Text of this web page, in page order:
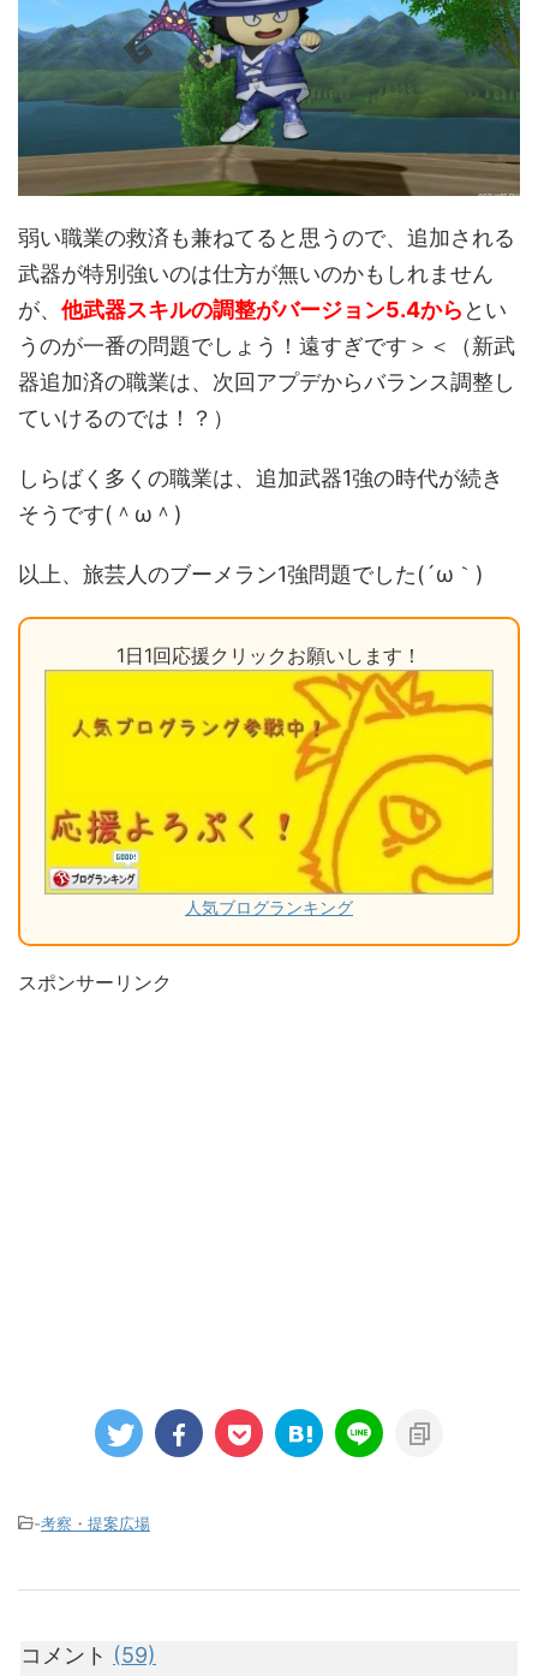
弱い職業の救済も兼ねてると思うので、追加される
武器が特別強いのは仕方が無いのかもしれません
が、 他武器スキルの調整がバージョン5.4から とい
うのが一番の問題でしょう！遠すぎです＞＜（新武
器追加済の職業は、次回アプデからバランス調整し
ていけるのでは！？）
しらばく多くの職業は、追加武器1強の時代が続き
そうです(＾ω＾)
以上、旅芸人のブーメラン1強問題でした(´ω｀)
1日1回応援クリックお願いします！
人気ブログランキング
スポンサーリンク
-考察・提案広場
コメント (59)